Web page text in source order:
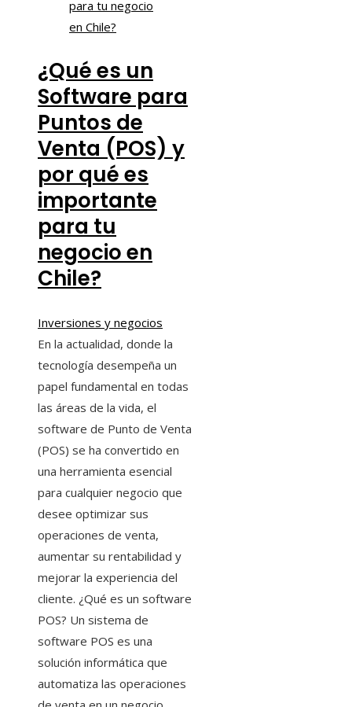
¿Qué es un
Software para
Puntos de
Venta (POS) y
por qué es
importante
para tu
negocio en
Chile?
Inversiones y negocios
En la actualidad, donde la
tecnología desempeña un
papel fundamental en todas
las áreas de la vida, el
software de Punto de Venta
(POS) se ha convertido en
una herramienta esencial
para cualquier negocio que
desee optimizar sus
operaciones de venta,
aumentar su rentabilidad y
mejorar la experiencia del
cliente. ¿Qué es un software
POS? Un sistema de
software POS es una
solución informática que
automatiza las operaciones